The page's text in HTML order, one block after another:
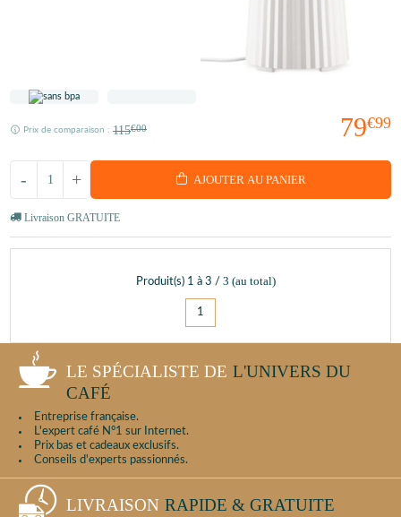
79€99
Prix de comparaison : 115€00
+
- AJOUTER AU PANIER
Livraison GRATUITE
Produit(s) 1 à 3 / 3 (au total)
1
LE SPÉCIALISTE DE L'UNIVERS DU
CAFÉ
Entreprise française.
L'expert café N°1 sur Internet.
Prix bas et cadeaux exclusifs.
Conseils d'experts passionnés.
LIVRAISON RAPIDE & GRATUITE